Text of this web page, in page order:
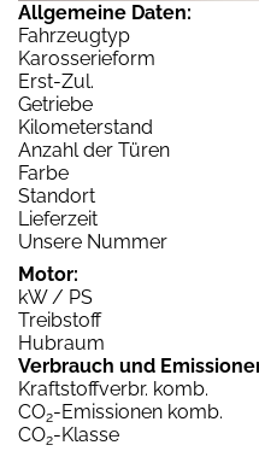
Allgemeine Daten:
Fahrzeugtyp
Karosserieform
Erst-Zul.
Getriebe
Kilometerstand
Anzahl der Türen
Farbe
Standort
Lieferzeit
Unsere Nummer
Motor:
kW / PS
Treibstoff
Hubraum
Verbrauch und
Kraftstoffverbr. komb.
CO2-Emissionen komb.
CO2-Klasse